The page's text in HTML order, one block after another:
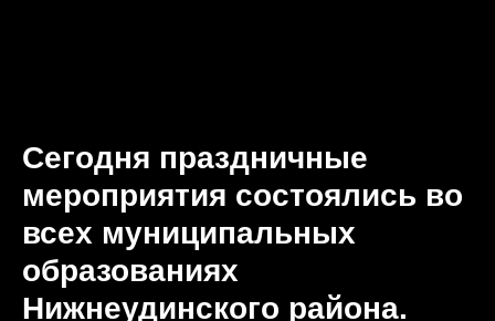
Сегодня праздничные
мероприятия состоялись во
всех муниципальных
образованиях
Нижнеудинского района.